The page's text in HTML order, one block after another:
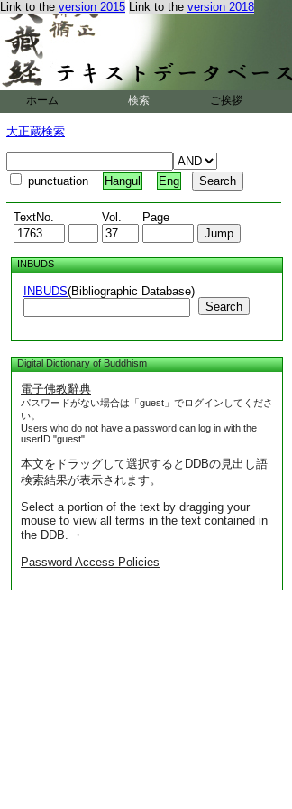
Link to the version 2015 Link to the version 2018
ホーム 検索 ご挨拶
大正蔵検索
punctuation Hangul Eng
TextNo. Vol. Page
INBUDS
INBUDS(Bibliographic Database)
Search
Digital Dictionary of Buddhism
電子佛教辭典
パスワードがない場合は「guest」でログインしてくださ
い。
Users who do not have a password can log in with the
userID "guest".
本文をドラッグして選択するとDDBの見出し語
検索結果が表示されます。
Select a portion of the text by dragging your
mouse to view all terms in the text contained in
the DDB. ・
Password Access Policies